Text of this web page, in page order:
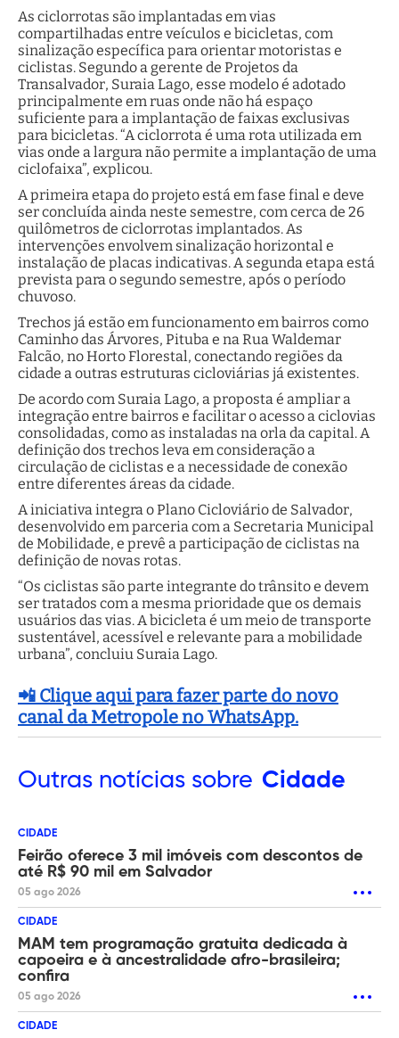
As ciclorrotas são implantadas em vias
compartilhadas entre veículos e bicicletas, com
sinalização específica para orientar motoristas e
ciclistas. Segundo a gerente de Projetos da
Transalvador, Suraia Lago, esse modelo é adotado
principalmente em ruas onde não há espaço
suficiente para a implantação de faixas exclusivas
para bicicletas. “A ciclorrota é uma rota utilizada em
vias onde a largura não permite a implantação de uma
ciclofaixa”, explicou.
A primeira etapa do projeto está em fase final e deve
ser concluída ainda neste semestre, com cerca de 26
quilômetros de ciclorrotas implantados. As
intervenções envolvem sinalização horizontal e
instalação de placas indicativas. A segunda etapa está
prevista para o segundo semestre, após o período
chuvoso.
Trechos já estão em funcionamento em bairros como
Caminho das Árvores, Pituba e na Rua Waldemar
Falcão, no Horto Florestal, conectando regiões da
cidade a outras estruturas cicloviárias já existentes.
De acordo com Suraia Lago, a proposta é ampliar a
integração entre bairros e facilitar o acesso a ciclovias
consolidadas, como as instaladas na orla da capital. A
definição dos trechos leva em consideração a
circulação de ciclistas e a necessidade de conexão
entre diferentes áreas da cidade.
A iniciativa integra o Plano Cicloviário de Salvador,
desenvolvido em parceria com a Secretaria Municipal
de Mobilidade, e prevê a participação de ciclistas na
definição de novas rotas.
“Os ciclistas são parte integrante do trânsito e devem
ser tratados com a mesma prioridade que os demais
usuários das vias. A bicicleta é um meio de transporte
sustentável, acessível e relevante para a mobilidade
urbana”, concluiu Suraia Lago.
📲 Clique aqui para fazer parte do novo
canal da Metropole no WhatsApp.
Outras notícias sobre Cidade
CIDADE
Feirão oferece 3 mil imóveis com descontos de
até R$ 90 mil em Salvador
05 ago 2026
CIDADE
MAM tem programação gratuita dedicada à
capoeira e à ancestralidade afro-brasileira;
confira
05 ago 2026
CIDADE